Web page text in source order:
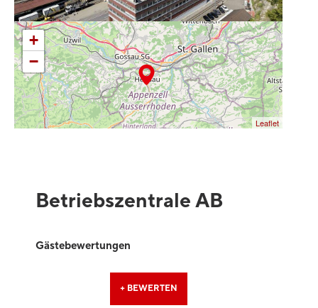
+
−
Leaflet
Betriebszentrale AB
Gästebewertungen
+ BEWERTEN